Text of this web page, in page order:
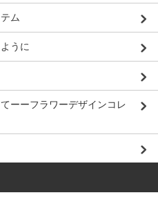
ム
うに
ーーフラワーデザインコレ